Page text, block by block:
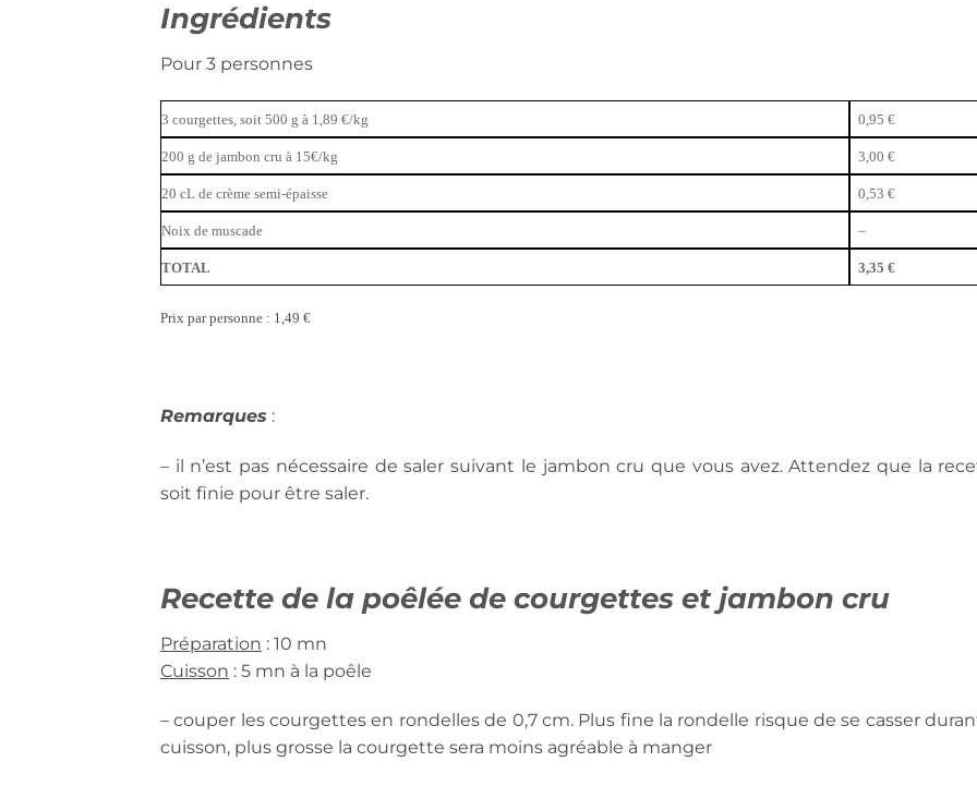
Ingrédients
Pour 3 personnes
3 courgettes, soit 500 g à 1,89 €/kg 0,95 €
200 g de jambon cru à 15€/kg 3,00 €
20 cL de crème semi-épaisse 0,53 €
Noix de muscade –
TOTAL 3,35 €
Prix par personne : 1,49 €
Remarques :
– il n’est pas nécessaire de saler suivant le jambon cru que vous avez. Attendez que la
soit finie pour être saler.
Recette de la poêlée de courgettes et jambon cru
Préparation : 10 mn
Cuisson : 5 mn à la poêle
– couper les courgettes en rondelles de 0,7 cm. Plus fine la rondelle risque de se casser
cuisson, plus grosse la courgette sera moins agréable à manger